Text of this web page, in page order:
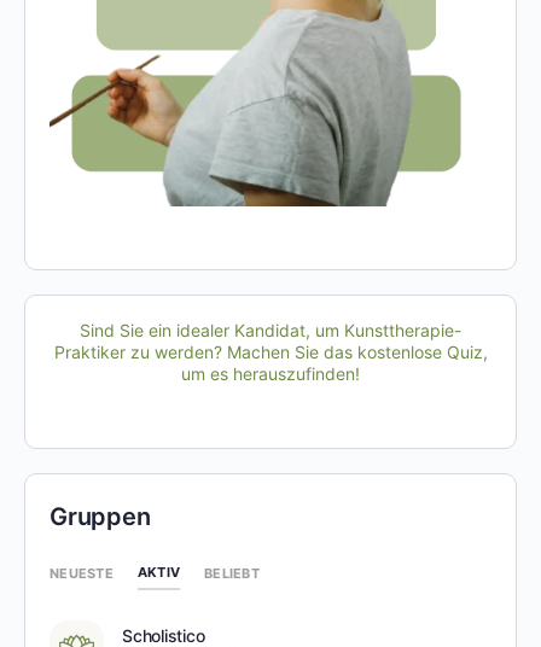
Sind Sie ein idealer Kandidat, um Kunsttherapie-
Praktiker zu werden? Machen Sie das kostenlose Quiz,
um es herauszufinden!
Gruppen
NEUESTE AKTIV BELIEBT
Scholistico